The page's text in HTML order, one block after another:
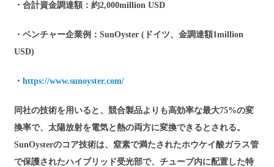
・合計資金調達額：約2,000million USD
・ベンチャー企業例：SunOyster (ドイツ、金調達額1million
USD)
・https://www.sunoyster.com/
同社の技術を用いると、競合製品よりも高効率な最大75%の変
換率で、太陽放射を電気と熱の両方に変換できるとされる。
SunOysterのコア技術は、窒素で満たされたホウケイ酸ガラス管
で保護されたハイブリッド受光部で、チューブ内に配置した特